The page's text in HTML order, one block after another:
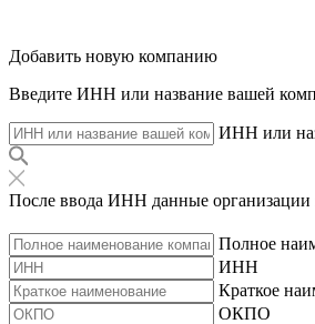
Добавить новую компанию
Введите ИНН или название вашей
ИНН или
После ввода ИНН данные организации
Полное
ИНН
Краткое
ОКПО